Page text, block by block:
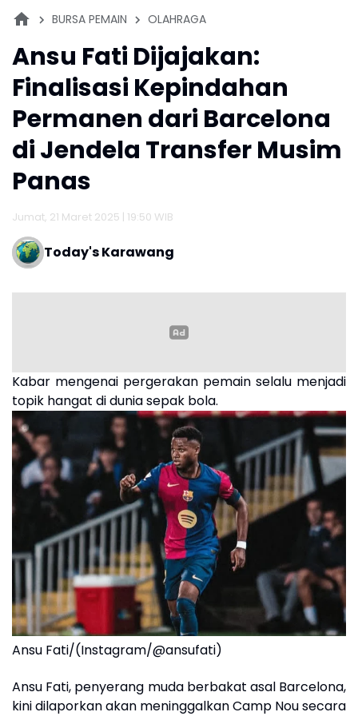
BURSA PEMAIN OLAHRAGA
Ansu Fati Dijajakan:
Finalisasi Kepindahan
Permanen dari Barcelona
di Jendela Transfer Musim
Panas
Jumat, 21 Maret 2025 | 19:50 WIB
Today's Karawang
Kabar mengenai pergerakan pemain selalu menjadi
topik hangat di dunia sepak bola.
Ansu Fati/(Instagram/@ansufati)
Ansu Fati, penyerang muda berbakat asal Barcelona,
kini dilaporkan akan meninggalkan Camp Nou secara